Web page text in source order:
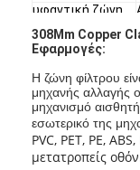
υφαντική ζώνη
χρώμα
Κουτομεριζόμενα
308Mm Copper
Εφαρμογές:
Η ζώνη φίλτρου
μηχανής αλλαγής
μηχανισμό
εσωτερικό της
PVC, PET, PE,
μετατροπείς